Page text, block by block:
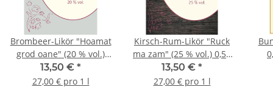
Brombeer-Likör "Hoamat
grod oane" (20 % vol.)
0,5 l Centurio
13,50 € *
27,00 € pro 1 l
Kirsch-Rum-Likör "Ruck
ma zam" (25 % vol.) 0,5 l
Centurio
13,50 € *
27,00 € pro 1 l